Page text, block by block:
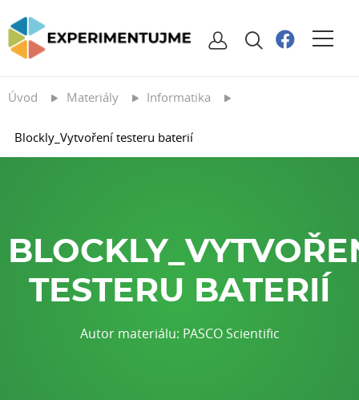
Úvod Materiály Informatika
Blockly_Vytvoření testeru baterií
TESTERU BATERIÍ
Autor materiálu: PASCO Scientific